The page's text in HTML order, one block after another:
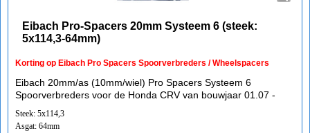
Eibach Pro-Spacers 20mm Systeem 6 (steek:
5x114,3-64mm)
Korting op Eibach Pro Spacers Spoorverbreders / Wheelspacers
Eibach 20mm/as (10mm/wiel) Pro Spacers Systeem 6
Spoorverbreders voor de Honda CRV van bouwjaar 01.07 -
Steek: 5x114,3
Asgat: 64mm